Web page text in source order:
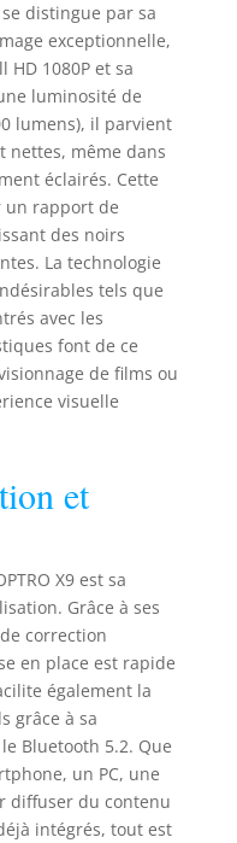
couleurs
4K est
les
le
X9 et
votre propre
Haut-
Audio】Le
le premier
alliant
avec
avec haut-
haut-
réduire
du boîtier,
côté du
de
dynamique,
d'une
d'un
mélodie
le son
créant
3D 💖
APPs
peut en
de
se distingue par sa
exceptionnelle,
HD 1080P et sa
luminosité de
lumens), il parvient
nettes, même dans
éclairés. Cette
un rapport de
des noirs
La technologie
tels que
avec les
font de ce
de films ou
visuelle
et
X9 est sa
Grâce à ses
correction
en place est rapide
également la
grâce à sa
Bluetooth 5.2. Que
un PC, une
diffuser du contenu
intégrés, tout est